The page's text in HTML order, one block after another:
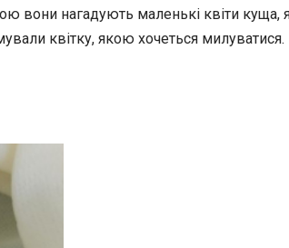
вони нагадують маленькі квіти куща,
квітку, якою хочеться